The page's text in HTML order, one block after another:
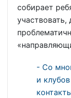
собирает
- Со
и